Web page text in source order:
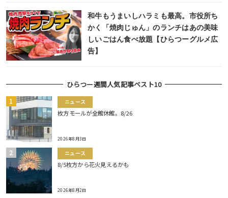
和牛もうまいしハラミも最高。市役所ち
かく「焼肉じゅん」のランチはあの美味
しいごはん食べ放題【ひらつーグルメ広
告】
ひらつー週間人気記事ベスト10
ニュース
枚方モールが全館休館。8/26
2026年8月3日
ニュース
8/5枚方から花火見えるかも
2026年8月2日